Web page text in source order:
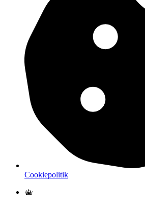
Cookiepolitik